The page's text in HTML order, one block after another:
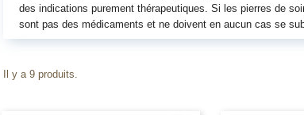
des indications purement thérapeutiques. Si les pierres de
sont pas des médicaments et ne doivent en aucun cas se
Il y a 9 produits.